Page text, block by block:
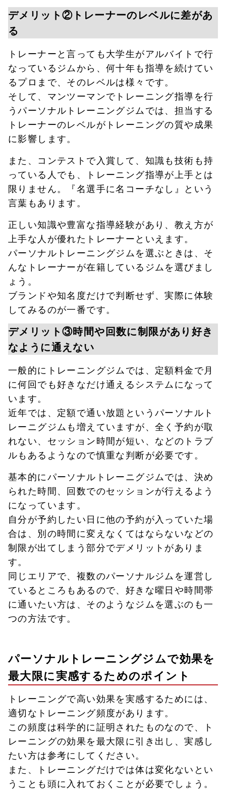
デメリット②トレーナーのレベルに差があ
る
トレーナーと言っても大学生がアルバイトで行
なっているジムから、何十年も指導を続けてい
るプロまで、そのレベルは様々です。
そして、マンツーマンでトレーニング指導を行
うパーソナルトレーニングジムでは、担当する
トレーナーのレベルがトレーニングの質や成果
に影響します。
また、コンテストで入賞して、知識も技術も持
っている人でも、トレーニング指導が上手とは
限りません。『名選手に名コーチなし』という
言葉もあります。
正しい知識や豊富な指導経験があり、教え方が
上手な人が優れたトレーナーといえます。
パーソナルトレーニングジムを選ぶときは、そ
んなトレーナーが在籍しているジムを選びまし
ょう。
ブランドや知名度だけで判断せず、実際に体験
してみるのが一番です。
デメリット③時間や回数に制限があり好き
なように通えない
一般的にトレーニングジムでは、定額料金で月
に何回でも好きなだけ通えるシステムになって
います。
近年では、定額で通い放題というパーソナルト
レーニグジムも増えていますが、全く予約が取
れない、セッション時間が短い、などのトラブ
ルもあるようなので慎重な判断が必要です。
基本的にパーソナルトレーニグジムでは、決め
られた時間、回数でのセッションが行えるよう
になっています。
自分が予約したい日に他の予約が入っていた場
合は、別の時間に変えなくてはならないなどの
制限が出てしまう部分でデメリットがありま
す。
同じエリアで、複数のパーソナルジムを運営し
ているところもあるので、好きな曜日や時間帯
に通いたい方は、そのようなジムを選ぶのも一
つの方法です。
パーソナルトレーニングジムで効果を
最大限に実感するためのポイント
トレーニングで高い効果を実感するためには、
適切なトレーニング頻度があります。
この頻度は科学的に証明されたものなので、ト
レーニングの効果を最大限に引き出し、実感し
たい方は参考にしてください。
また、トレーニングだけでは体は変化ないとい
うことも頭に入れておくことが必要でしょう。